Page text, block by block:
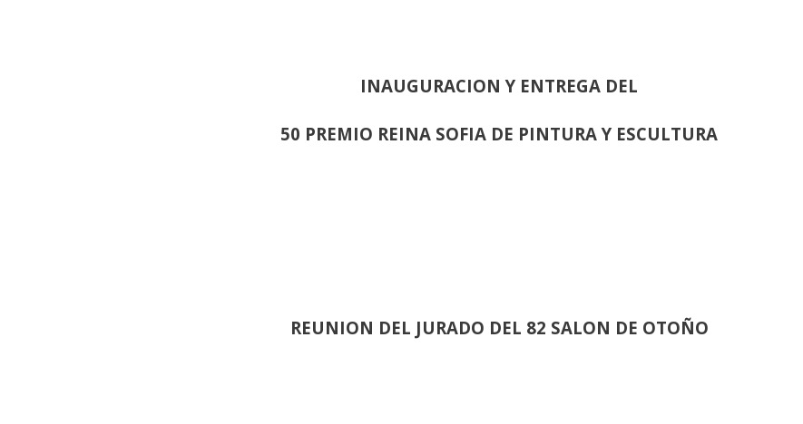
INAUGURACION Y ENTREGA DEL
50 PREMIO REINA SOFIA DE PINTURA Y ESCULTURA
REUNION DEL JURADO DEL 82 SALON DE OTOÑO